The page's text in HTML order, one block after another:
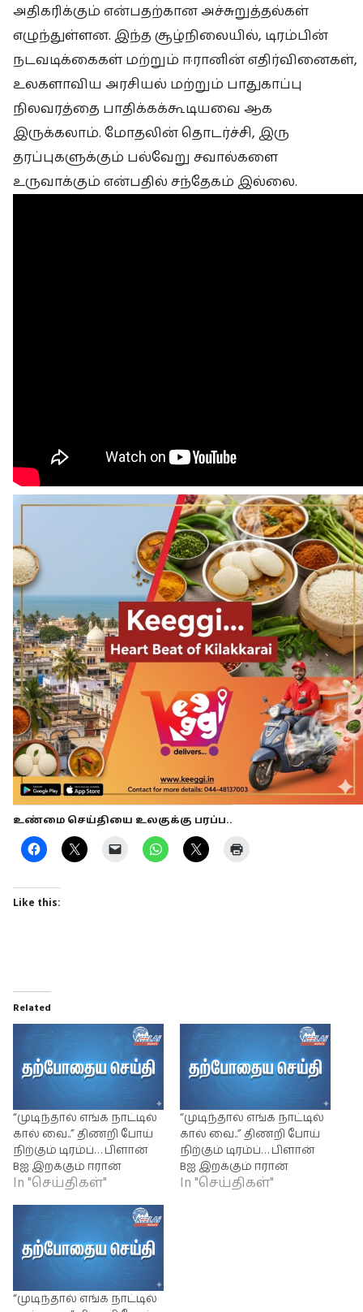
அதிகரிக்கும் என்பதற்கான அச்சுறுத்தல்கள்
எழுந்துள்ளன. இந்த சூழ்நிலையில், டிரம்பின்
நடவடிக்கைகள் மற்றும் ஈரானின் எதிர்வினைகள்,
உலகளாவிய அரசியல் மற்றும் பாதுகாப்பு
நிலவரத்தை பாதிக்கக்கூடியவை ஆக
இருக்கலாம். மோதலின் தொடர்ச்சி, இரு
தரப்புகளுக்கும் பல்வேறு சவால்களை
உருவாக்கும் என்பதில் சந்தேகம் இல்லை.
உண்மை செய்தியை உலகுக்கு பரப்ப..
Like this:
Related
“முடிந்தால் எங்க நாட்டில்
கால் வை..” திணறி போய்
நிற்கும் டிரம்ப்… பிளான்
Bஐ இறக்கும் ஈரான்
In "செய்திகள்"
“முடிந்தால் எங்க நாட்டில்
கால் வை..” திணறி போய்
நிற்கும் டிரம்ப்… பிளான்
Bஐ இறக்கும் ஈரான்
In "செய்திகள்"
“முடிந்தால் எங்க நாட்டில்